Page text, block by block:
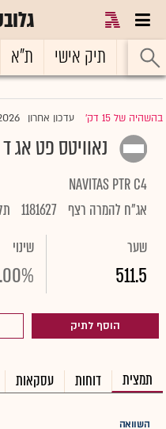
ראשי תיק אישי ת"א
בהשהיה של 15 דק' |עדכון אחרון
נאוויטס פט אג ד
NAVITAS PTR C4
אג"ח להמרה רצף 1181627
שער
511.5
שינוי
הוסף לתיק
תמצית דוחות עסקאות
השוואה